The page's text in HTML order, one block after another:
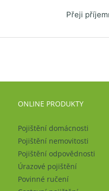
Přeji
ONLINE PRODUKTY
Pojištění domácnosti
Pojištění nemovitosti
Pojištění odpovědnosti
Úrazové pojištění
Povinné ručení